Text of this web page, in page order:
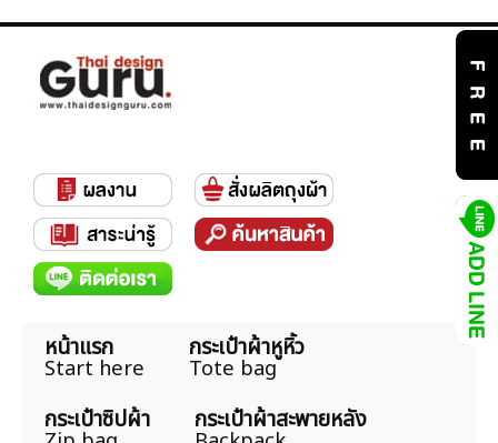
หน้าแรก
Start here
กระเป๋าผ้าหูหิ้ว
Tote bag
กระเป๋าซิปผ้า กระเป๋าผ้าสะพายหลัง